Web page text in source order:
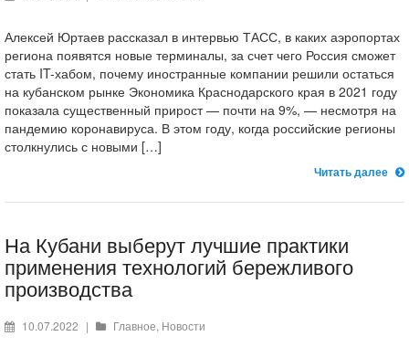
Алексей Юртаев рассказал в интервью ТАСС, в каких аэропортах
региона появятся новые терминалы, за счет чего Россия сможет
стать IT-хабом, почему иностранные компании решили остаться
на кубанском рынке Экономика Краснодарского края в 2021 году
показала существенный прирост — почти на 9%, — несмотря на
пандемию коронавируса. В этом году, когда российские регионы
столкнулись с новыми […]
Читать далее
На Кубани выберут лучшие практики
применения технологий бережливого
производства
10.07.2022 | Главное, Новости